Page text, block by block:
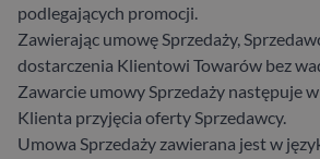
podlegających promocji.
Zawierając umowę Sprzedaży,
dostarczenia Klientowi Towarów bez
Zawarcie umowy Sprzedaży następuje
Klienta przyjęcia oferty Sprzedawcy.
Umowa Sprzedaży zawierana jest w